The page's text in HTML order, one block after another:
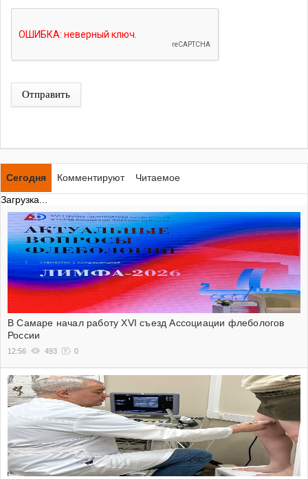
Отправить
Сегодня Комментируют
Читаемое
Загрузка...
В Самаре начал работу XVI съезд Ассоциации флебологов
России
12:56 493 0